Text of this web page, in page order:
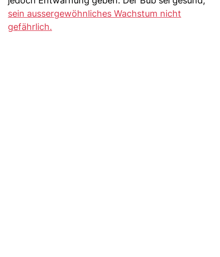
sein aussergewöhnliches Wachstum nicht
gefährlich.